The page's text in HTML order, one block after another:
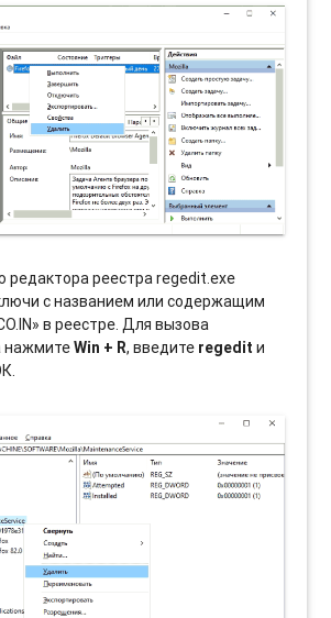
реестра regedit.exe
с названием или содержащим
в реестре. Для вызова
нажмитеWin + R, введите regedit и